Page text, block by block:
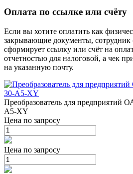
Оплата по ссылке или счёту
Если вы хотите оплатить как
закрывающие документы, сотрудник
сформирует ссылку или счёт на
отчетностью для налоговой, а чек
на указанную почту.
Преобразователь для предприятий
А5-ХY
Цена по запросу
Цена по запросу